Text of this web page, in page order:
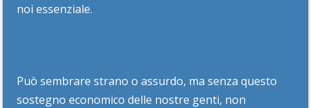
noi essenziale.
Può sembrare strano o assurdo, ma senza questo
sostegno economico delle nostre genti, non